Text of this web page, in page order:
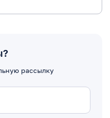
рассылку